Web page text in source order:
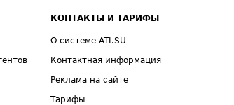
КОНТАКТЫ И ТАРИФЫ
О системе ATI.SU
Контактная информация
Реклама на сайте
Тарифы